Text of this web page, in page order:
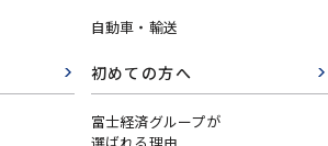
自動車・輸送
初めての方へ
富士経済グループが